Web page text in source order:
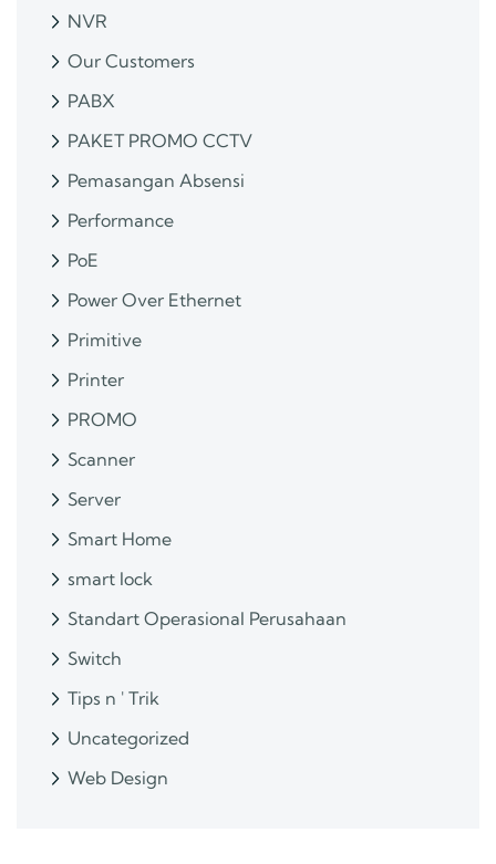
NVR
Our Customers
PABX
PAKET PROMO CCTV
Pemasangan Absensi
Performance
PoE
Power Over Ethernet
Primitive
Printer
PROMO
Scanner
Server
Smart Home
smart lock
Standart Operasional Perusahaan
Switch
Tips n ' Trik
Uncategorized
Web Design